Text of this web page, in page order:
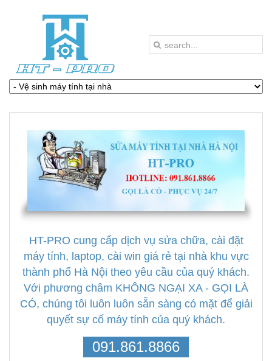
HT-PRO cung cấp dịch vụ sửa chữa, cài đặt
máy tính, laptop, cài win giá rẻ tại nhà khu vực
thành phố Hà Nội theo yêu cầu của quý khách.
Với phương châm KHÔNG NGẠI XA - GỌI LÀ
CÓ, chúng tôi luôn luôn sẵn sàng có mặt để giải
quyết sự cố máy tính của quý khách.
091.861.8866